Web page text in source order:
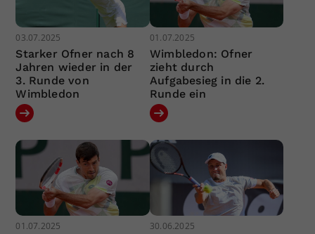
03.07.2025
Starker Ofner nach 8
Jahren wieder in der
3. Runde von
Wimbledon
01.07.2025
Wimbledon: Ofner
zieht durch
Aufgabesieg in die 2.
Runde ein
01.07.2025 30.06.2025